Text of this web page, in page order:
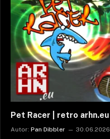
Pet Racer | retro arhn.eu
Autor: Pan Dibbler 30.06.2026